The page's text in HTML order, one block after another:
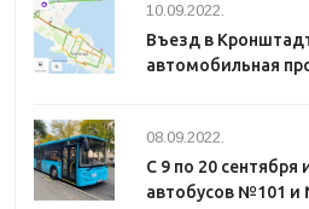
10.09.2022.
Въезд в
автомобильная
08.09.2022.
С 9 по 20
автобусов №101